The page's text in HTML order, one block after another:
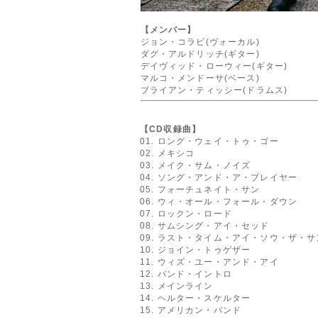
【メンバー】
ジョン・コラビ(ヴォーカル)
ダグ・アルドリッチ(ギター)
デイヴィッド・ローウィー(ギター)
マルコ・メンドーサ(ベース)
ブライアン・ティッシー(ドラムス)
【CD収録曲】
01. ロング・ウェイ・トゥ・ゴー
02. メキシコ
03. メイク・サム・ノイズ
04. ソング・アンド・ア・プレイヤー
05. フォーチュネイト・サン
06. ウィ・オール・フォール・ダウン
07. ロックン・ロード
08. サムシング・アイ・セッド
09. ラスト・タイム・アイ・ソウ・ザ・サ
10. ジョイン・トゥゲザー
11. ウィズ・ユー・アンド・アイ
12. バンド・イントロ
13. メインライン
14. ヘルター・スケルター
15. アメリカン・バンド